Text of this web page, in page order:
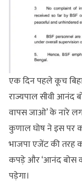
एक दिन पहले कूच
राज्यपाल सीवी
वापस जाओ’ के नारे
कुणाल घोष ने इस पर
भाजपा एजेंट की तरह
कपड़े और ‘आनंद बोस
पड़ेगा।